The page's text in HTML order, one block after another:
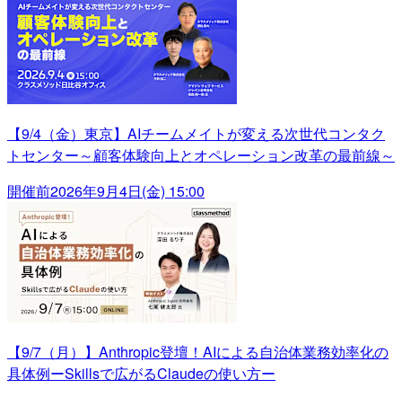
【9/4（金）東京】AIチームメイトが変える次世代コンタク
トセンター～顧客体験向上とオペレーション改革の最前線～
開催前2026年9月4日(金) 15:00
【9/7（月）】Anthropic登壇！AIによる自治体業務効率化の
具体例ーSkillsで広がるClaudeの使い方ー